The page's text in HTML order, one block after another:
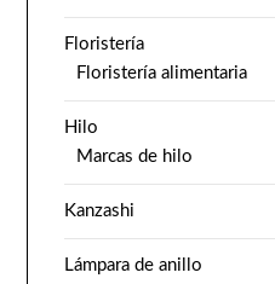
Floristería
Floristería alimentaria
Hilo
Marcas de hilo
Kanzashi
Lámpara de anillo